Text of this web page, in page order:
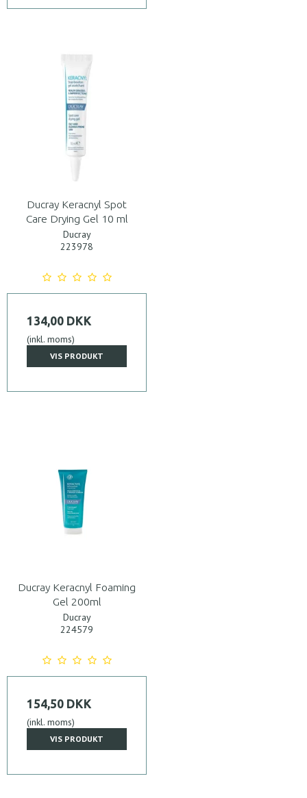
Ducray Keracnyl Spot
Care Drying Gel 10 ml
Ducray
223978
134,00 DKK
(inkl. moms)
VIS PRODUKT
Ducray Keracnyl Foaming
Gel 200ml
Ducray
224579
154,50 DKK
(inkl. moms)
VIS PRODUKT